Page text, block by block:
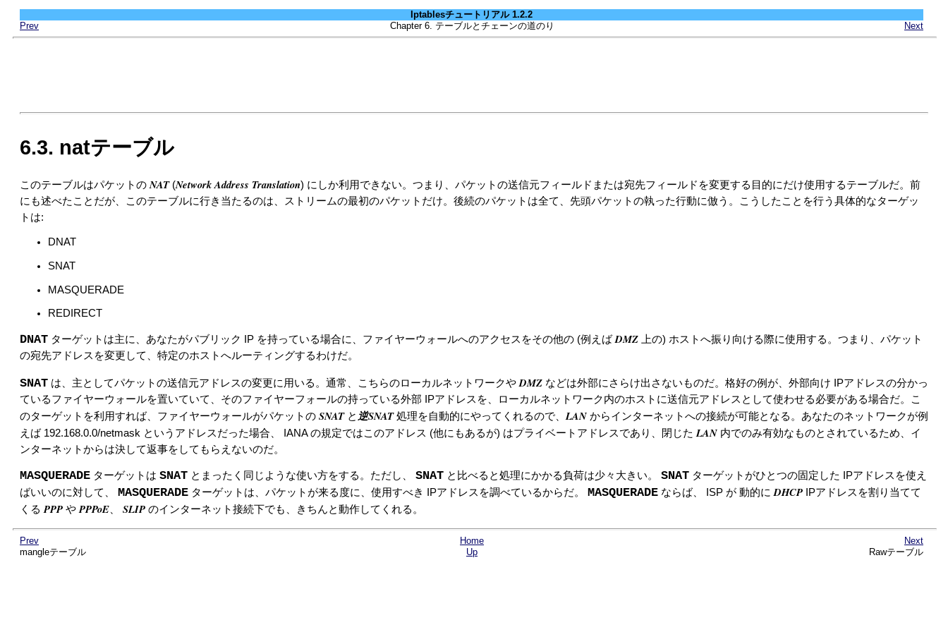
Iptablesチュートリアル 1.2.2
Prev
Chapter 6. テーブルとチェーンの道のり Next
6.3. natテーブル
このテーブルはパケットの NAT(Network Address Translation) にしか利用できない。つまり、パケットの送信元フィールドまたは宛先フィールドを変更する目的にだけ使用するテーブルだ。前
にも述べたことだが、このテーブルに行き当たるのは、ストリームの最初のパケットだけ。後続のパケットは全て、先頭パケットの執った行動に倣う。こうしたことを行う具体的なターゲッ
トは:
DNAT
SNAT
MASQUERADE
REDIRECT
DNAT ターゲットは主に、あなたがパブリック IP を持っている場合に、ファイヤーウォールへのアクセスをその他の (例えばDMZ 上の) ホストへ振り向ける際に使用する。つまり、パケット
の宛先アドレスを変更して、特定のホストへルーティングするわけだ。
SNAT は、主としてパケットの送信元アドレスの変更に用いる。通常、こちらのローカルネットワークや DMZ などは外部にさらけ出さないものだ。格好の例が、外部向け IPアドレスの分かっ
ているファイヤーウォールを置いていて、そのファイヤーフォールの持っている外部 IPアドレスを、ローカルネットワーク内のホストに送信元アドレスとして使わせる必要がある場合だ。こ
のターゲットを利用すれば、ファイヤーウォールがパケットの SNATと逆SNAT処理を自動的にやってくれるので、 LAN からインターネットへの接続が可能となる。あなたのネットワークが例
えば 192.168.0.0/netmask というアドレスだった場合、 IANA の規定ではこのアドレス (他にもあるが) はプライベートアドレスであり、閉じた LAN 内でのみ有効なものとされているため、イ
ンターネットからは決して返事をしてもらえないのだ。
MASQUERADE ターゲットは SNAT とまったく同じような使い方をする。ただし、 SNAT と比べると処理にかかる負荷は少々大きい。 SNAT ターゲットがひとつの固定した IPアドレスを使え
ばいいのに対して、 MASQUERADE ターゲットは、パケットが来る度に、使用すべき IPアドレスを調べているからだ。 MASQUERADE ならば、 ISP が 動的にDHCP IPアドレスを割り当てて
くるPPP やPPPoE、 SLIP のインターネット接続下でも、きちんと動作してくれる。
Prev Home
Next
mangleテーブル
Up Rawテーブル